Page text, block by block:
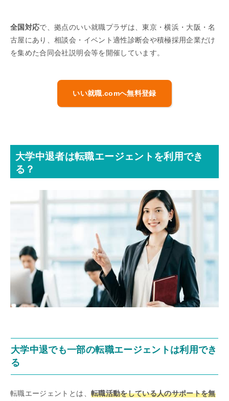
全国対応で、拠点のいい就職プラザは、東京・横浜・大阪・名
古屋にあり、相談会・イベント適性診断会や積極採用企業だけ
を集めた合同会社説明会等を開催しています。
いい就職.comへ無料登録
大学中退者は転職エージェントを利用でき
る？
大学中退でも一部の転職エージェントは利用でき
る
転職エージェントとは、 転職活動をしている人のサポートを無